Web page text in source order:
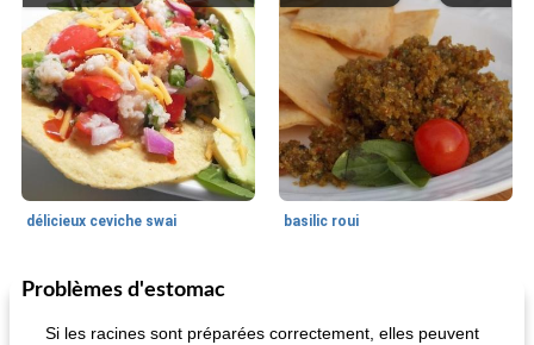
délicieux ceviche swai basilic roui
65min
Déjeuner / Snacks
Problèmes d'estomac
Si les racines sont préparées correctement, elles peuvent